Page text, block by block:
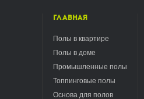
Главная
Полы в квартире
Полы в доме
Промышленные полы
Топпинговые полы
Основа для полов